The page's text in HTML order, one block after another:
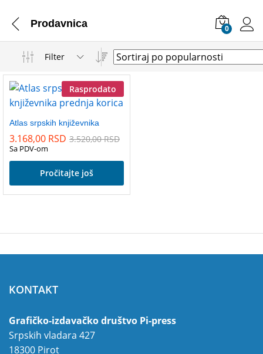
Prodavnica 0
Filter
Rasprodato
Atlas srpskih književnika
3.168,00 RSD 3.520,00RSD
Sa PDV-om
Pročitajte još
KONTAKT
Grafičko-izdavačko društvo Pi-press
Srpskih vladara 427
18300 Pirot